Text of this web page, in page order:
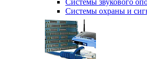
Системы звукового
Системы охраны и